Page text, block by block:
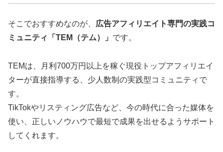
そこでおすすめなのが、 広告アフィリエイト専門の実践コ
ミュニティ「TEM（テム）」 です。
TEMは、月利700万円以上を稼ぐ現役トップアフィリエイ
ターが直接指導する、少人数制の実践型コミュニティで
す。
TikTokやリスティング広告など、今の時代に合った媒体を
使い、正しいノウハウで最短で成果を出せるようサポート
してくれます。